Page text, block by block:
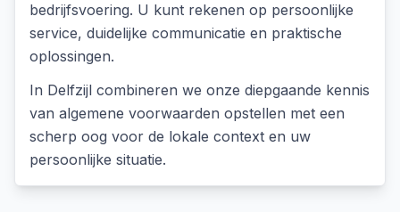
bedrijfsvoering. U kunt rekenen op persoonlijke
service, duidelijke communicatie en praktische
oplossingen.
In Delfzijl combineren we onze diepgaande kennis
van algemene voorwaarden opstellen met een
scherp oog voor de lokale context en uw
persoonlijke situatie.